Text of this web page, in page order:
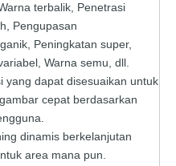
terbalik, Penetrasi
Pengupasan
Peningkatan super,
Warna semu, dll.
yang dapat disesuaikan untuk
cepat berdasarkan
dinamis berkelanjutan
area mana pun.